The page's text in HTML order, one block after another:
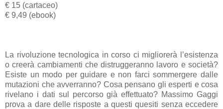
€ 15 (cartaceo)
€ 9,49 (ebook)
La rivoluzione tecnologica in corso ci migliorerà l’esistenza
o creerà cambiamenti che distruggeranno lavoro e società?
Esiste un modo per guidare e non farci sommergere dalle
mutazioni che avverranno? Cosa pensano gli esperti e cosa
rivelano i dati sul percorso già effettuato? Massimo Gaggi
prova a dare delle risposte a questi quesiti senza eccedere